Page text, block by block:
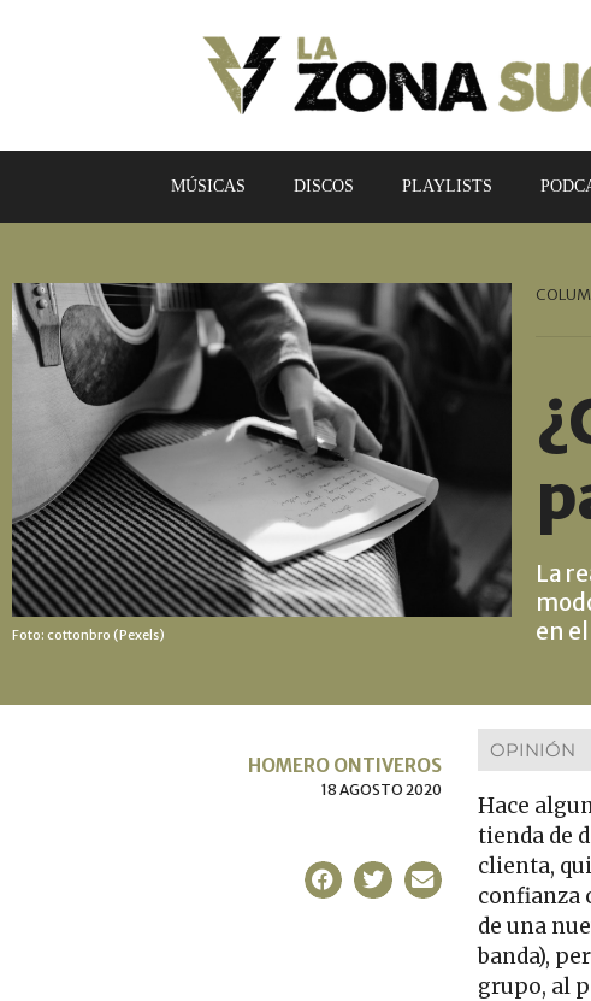
MÚSICAS DISCOS PLAYLISTS
Foto: cottonbro (Pexels)
La
en
OPINIÓN
Hace
tienda de
clienta,
confianza
de una
banda),
grupo, al
HOMERO ONTIVEROS
18 AGOSTO 2020